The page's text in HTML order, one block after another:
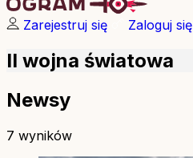
Zarejestruj się Zaloguj się
II wojna światowa
Newsy
7 wyników